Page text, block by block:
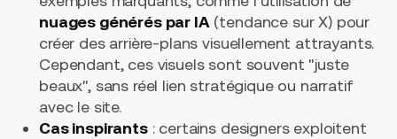
nuages générés par IA (tendance sur X) pour
créer des arrière-plans visuellement attrayants.
Cependant, ces visuels sont souvent "juste
beaux", sans réel lien stratégique ou narratif
avec le site.
Cas inspirants: certains designers exploitent